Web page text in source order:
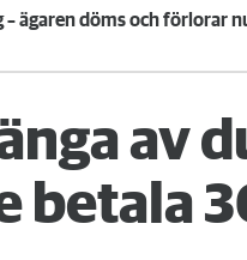
ägaren döms och förlorar
av
betala